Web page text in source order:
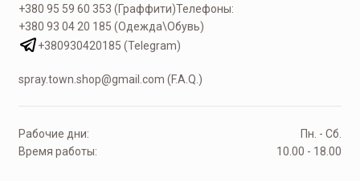
Телефоны:
+380 95 59 60 353 (Граффити)
+380 93 04 20 185 (Одежда\Обувь)
+380930420185 (Telegram)
spray.town.shop@gmail.com (F.A.Q.)
Рабочие дни:
Пн. - Сб.
Время работы:
10.00 - 18.00